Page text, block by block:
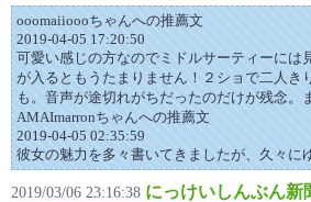
ooomaiioooちゃんへの推薦文
2019-04-05 17:20:50
可愛い感じの方なのでミドルサーティーには
が入るともうたまりません！２ショで二人き
も。音声が途切れがちだったのだけが残念。
AMAImarronちゃんへの推薦文
2019-04-05 02:35:59
彼女の魅力を多々書いてきましたが、久々に
2019/03/06 23:16:38 にっけいしんぶん新